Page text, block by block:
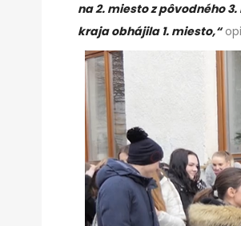
na 2. miesto z pôvodného
kraja obhájila 1. miesto,“